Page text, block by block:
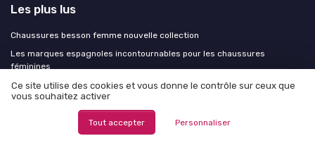
Les plus lus
Chaussures besson femme nouvelle collection
Les marques espagnoles incontournables pour les chaussures
féminines
Les marques de chaussures espagnoles : élégance et savoir-faire au
féminin
Comprendre les chaussures pour femmes en largeur H : un guide
Ce site utilise des cookies et vous donne le contrôle sur ceux que
vous souhaitez activer
Tout accepter Personnaliser